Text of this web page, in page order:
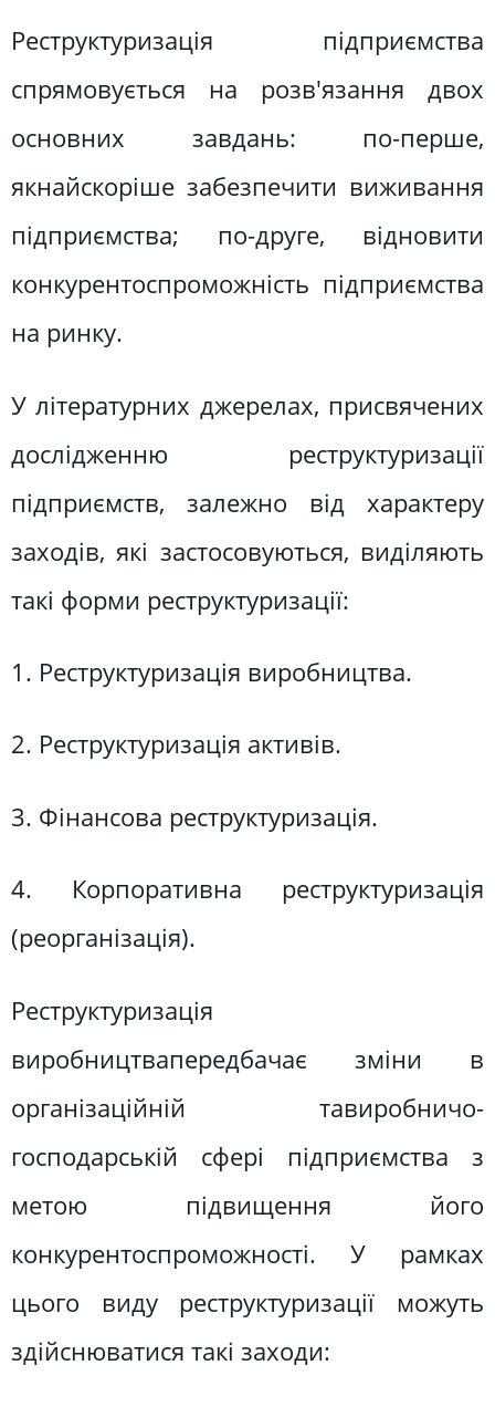
Реструктуризація підприємства
спрямовується на розв'язання двох
основних завдань: по-перше,
якнайскоріше забезпечити виживання
підприємства; по-друге, відновити
конкурентоспроможність підприємства
на ринку.
У літературних джерелах, присвячених
дослідженню реструктуризації
підприємств, залежно від характеру
заходів, які застосовуються, виділяють
такі форми реструктуризації:
1. Реструктуризація виробництва.
2. Реструктуризація активів.
3. Фінансова реструктуризація.
4. Корпоративна реструктуризація
(реорганізація).
Реструктуризація
виробництвапередбачає зміни в
організаційній тавиробничо-
господарській сфері підприємства з
метою підвищення його
конкурентоспроможності. У рамках
цього виду реструктуризації можуть
здійснюватися такі заходи: